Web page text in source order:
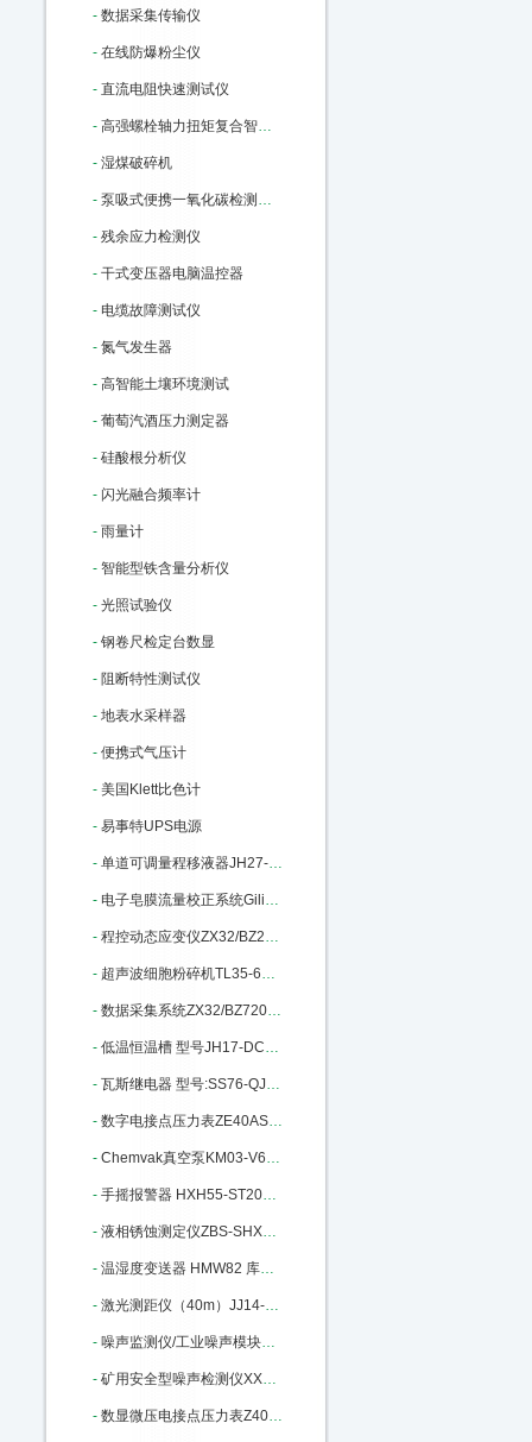
- 数据采集传输仪
- 在线防爆粉尘仪
- 直流电阻快速测试仪
- 高强螺栓轴力扭矩复合智能检测仪
- 湿煤破碎机
- 泵吸式便携一氧化碳检测报警仪
- 残余应力检测仪
- 干式变压器电脑温控器
- 电缆故障测试仪
- 氮气发生器
- 高智能土壤环境测试
- 葡萄汽酒压力测定器
- 硅酸根分析仪
- 闪光融合频率计
- 雨量计
- 智能型铁含量分析仪
- 光照试验仪
- 钢卷尺检定台数显
- 阻断特性测试仪
- 地表水采样器
- 便携式气压计
- 美国Klett比色计
- 易事特UPS电源
- 单道可调量程移液器JH27-100-1000ul M22806
- 电子皂膜流量校正系统Gilibrator-2：M91285
- 程控动态应变仪ZX32/BZ2668 库号：M184253
- 超声波细胞粉碎机TL35-650Y库号：M240147
- 数据采集系统ZX32/BZ7201库号：M242379
- 低温恒温槽 型号JH17-DC0506：M302981
- 瓦斯继电器 型号:SS76-QJ1G-80A：M337579
- 数字电接点压力表ZE40AS-100K库号：M358090
- Chemvak真空泵KM03-V600库号：M364317
- 手摇报警器 HXH55-ST200库号：M398695
- 液相锈蚀测定仪ZBS-SHXS-3库号：M400669
- 温湿度变送器 HMW82 库号：M403629
- 激光测距仪（40m）JJ14-HP-5040库号：M404255
- 噪声监测仪/工业噪声模块BR-ZS2：M405669
- 矿用安全型噪声检测仪XX15-YSD130：M340378
- 数显微压电接点压力表Z40AS-600P-E/C